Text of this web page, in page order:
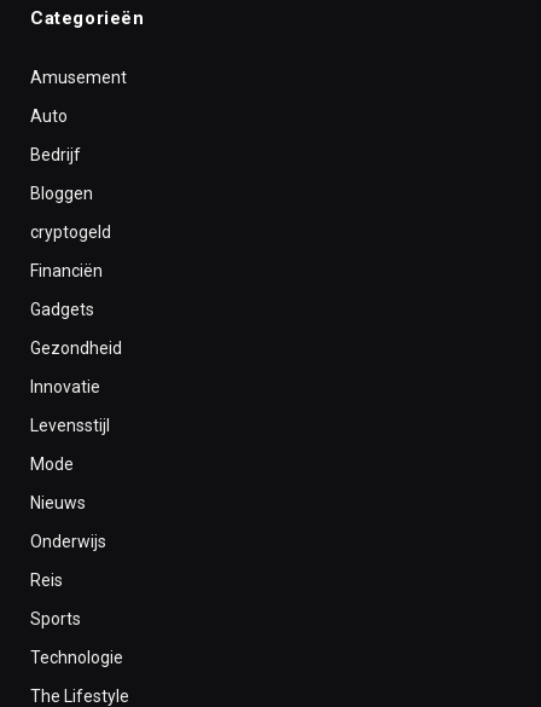
Categorieën
Amusement
Auto
Bedrijf
Bloggen
cryptogeld
Financiën
Gadgets
Gezondheid
Innovatie
Levensstijl
Mode
Nieuws
Onderwijs
Reis
Sports
Technologie
The Lifestyle